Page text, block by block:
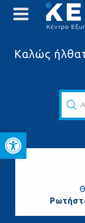
Ανοίξτε
Καλώς